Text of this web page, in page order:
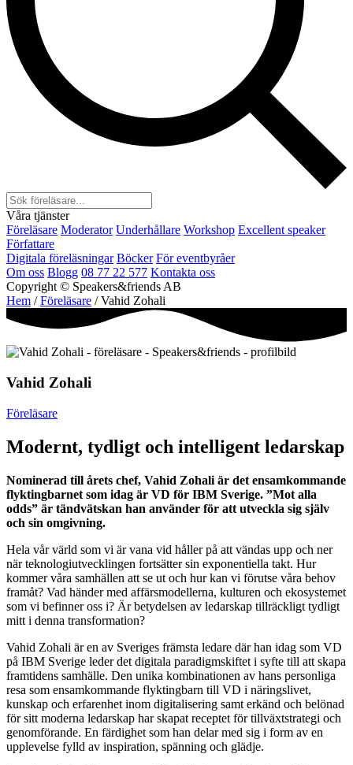
Våra tjänster
Föreläsare Moderator Underhållare Workshop Excellent speaker
Författare
Digitala föreläsningar Böcker För eventbyråer
Om oss Blogg 08 77 22 577 Kontakta oss
Copyright © Speakers&friends AB
Hem /Föreläsare / Vahid Zohali
Vahid Zohali
Föreläsare
Modernt, tydligt och intelligent ledarskap
Nominerad till årets chef, Vahid Zohali är det ensamkommande
flyktingbarnet som idag är VD för IBM Sverige. ”Mot alla
odds” är tändvätskan han använder för att utveckla sig själv
och sin omgivning.
Hela vår värld som vi är vana vid håller på att vändas upp och ner
när teknologiutvecklingen fortsätter sin exponentiella takt. Hur
kommer våra samhällen att se ut och hur kan vi förutse våra behov
framåt? Vad händer med affärsmodellerna, kulturen och ekosystemet
som vi befinner oss i? Är betydelsen av ledarskap tillräckligt tydligt
mitt i denna transformation?
Vahid Zohali är en av Sveriges främsta ledare där han idag som VD
på IBM Sverige leder det digitala paradigmskiftet i syfte till att skapa
framtidens samhälle. Den unika kombinationen av hans personliga
resa som ensamkommande flyktingbarn till VD i näringslivet,
kunskap och erfarenhet inom digitalisering samt erkänd och belönad
för sitt moderna ledarskap har skapat receptet för tillväxtstrategi och
genomförande. En färdighet som han delar med sig i form av en
upplevelse fylld av inspiration, spänning och glädje.